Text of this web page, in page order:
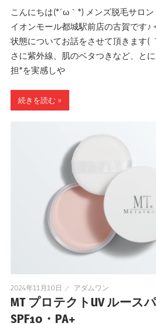
こんにちは(*´ω｀*) メンズ脱毛サロ
イオンモール都城駅前店の古賀です♪
状態についてお話をさせて頂きます(
さに紫外線、肌のベタつきなど、と
担*を実感しや
続きを読む »
2024年11月10日 アダムワン
MT プロテクトUV ルース
SPF10・PA+